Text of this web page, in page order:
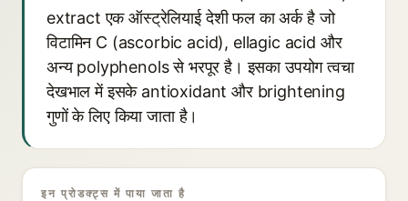
extract एक ऑस्ट्रेलियाई देशी फल का अर्क है जो
विटामिन C (ascorbic acid), ellagic acid और
अन्य polyphenols से भरपूर है। इसका उपयोग त्वचा
देखभाल में इसके antioxidant और brightening
गुणों के लिए किया जाता है।
इन प्रोडक्ट्स में पाया जाता है